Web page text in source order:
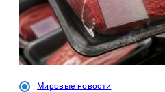
Мировые новости